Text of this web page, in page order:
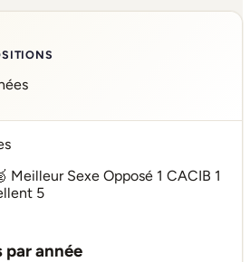
Meilleur Sexe Opposé 1 CACIB 1
5
année